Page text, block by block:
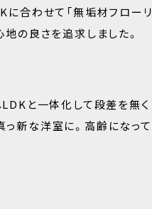
合わせて「無垢材フローリ
の良さを追求しました。
と一体化して段差を無く
新な洋室に。高齢になって